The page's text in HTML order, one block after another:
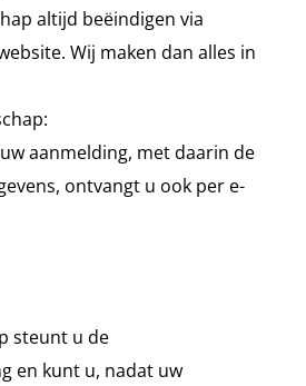
altijd beëindigen via
Wij maken dan alles in
aanmelding, met daarin de
ontvangt u ook per e-
steunt u de
en kunt u, nadat uw